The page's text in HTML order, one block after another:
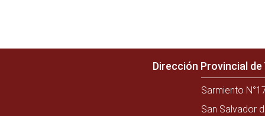
Dirección Provincial
Sarmiento
San Salvador